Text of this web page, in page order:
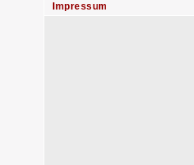
Impressum